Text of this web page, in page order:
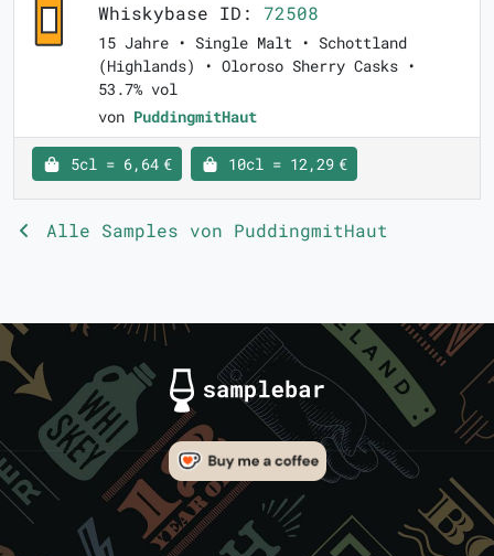
Whiskybase ID: 72508
15 Jahre • Single Malt • Schottland
(Highlands) • Oloroso Sherry Casks •
53.7% vol
von PuddingmitHaut
5cl = 6,64 € 10cl = 12,29 €
Alle Samples von PuddingmitHaut